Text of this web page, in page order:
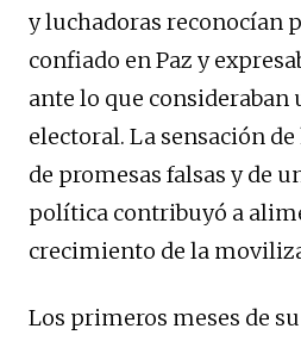
y luchadoras reconocían
confiado en Paz y
ante lo que consideraban
electoral. La sensación
de promesas falsas y de
política contribuyó a
crecimiento de la
Los primeros meses de